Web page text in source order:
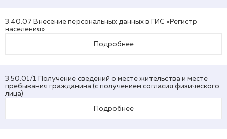
3.40.07 Внесение персональных данных в ГИС «Регистр
населения»
Подробнее
3.50.01/1 Получение сведений о месте жительства и месте
пребывания гражданина (с получением согласия физического
лица)
Подробнее